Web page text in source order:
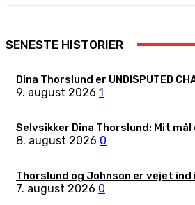
SENESTE HISTORIER
Dina Thorslund er UNDISPUTED
9. august 2026 1
Selvsikker Dina Thorslund: Mit
8. august 2026 0
Thorslund og Johnson er vejet ind
7. august 2026 0